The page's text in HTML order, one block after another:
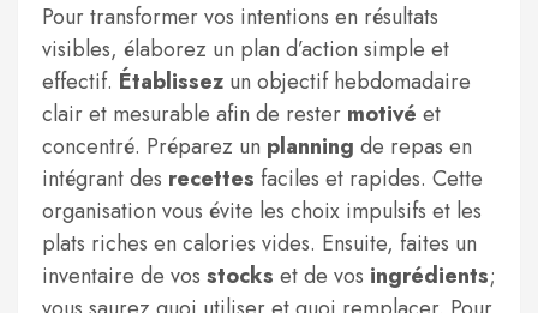
Pour transformer vos intentions en résultats
visibles, élaborez un plan d’action simple et
effectif. Établissez un objectif hebdomadaire
clair et mesurable afin de rester motivé et
concentré. Préparez un planning de repas en
intégrant des recettes faciles et rapides. Cette
organisation vous évite les choix impulsifs et les
plats riches en calories vides. Ensuite, faites un
inventaire de vos stocks et de vos ingrédients;